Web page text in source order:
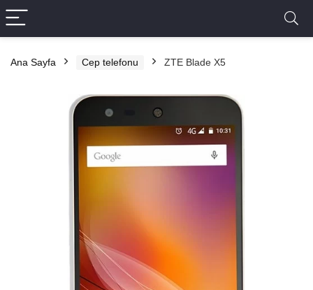
Ana Sayfa Cep telefonu ZTE Blade X5